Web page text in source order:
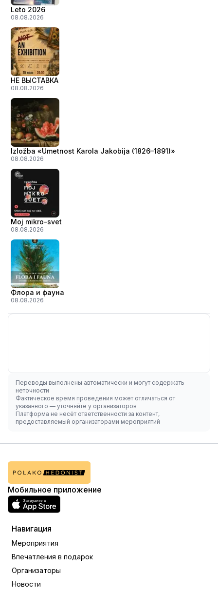
Leto 2026
08.08.2026
НЕ ВЫСТАВКА
08.08.2026
Izložba «Umetnost Karola Jakobija (1826–1891)»
08.08.2026
Moj mikro-svet
08.08.2026
Флора и фауна
08.08.2026
Переводы выполнены автоматически и могут содержать
неточности
Фактическое время проведения может отличаться от
указанного — уточняйте у организаторов
Платформа не несёт ответственности за контент,
предоставляемый организаторами мероприятий
Мобильное приложение
Навигация
Мероприятия
Впечатления в подарок
Организаторы
Новости